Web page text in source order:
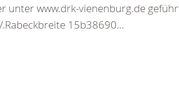
www.drk-vienenburg.de
15b38690...